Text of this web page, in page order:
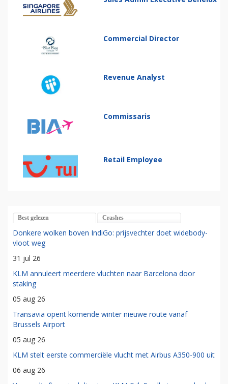
Commercial Director
Revenue Analyst
Commissaris
Retail Employee
Best gelezen Crashes
Donkere wolken boven IndiGo: prijsvechter doet widebody-
vloot weg
31 jul 26
KLM annuleert meerdere vluchten naar Barcelona door
staking
05 aug 26
Transavia opent komende winter nieuwe route vanaf
Brussels Airport
05 aug 26
KLM stelt eerste commerciële vlucht met Airbus A350-900 uit
06 aug 26